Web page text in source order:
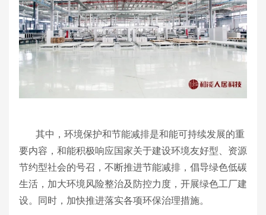
其中，环境保护和节能减排是和能可持续发展的重
要内容，和能积极响应国家关于建设环境友好型、资源
节约型社会的号召，不断推进节能减排，倡导绿色低碳
生活，加大环境风险整治及防控力度，开展绿色工厂建
设。同时，加快推进落实各项环保治理措施。